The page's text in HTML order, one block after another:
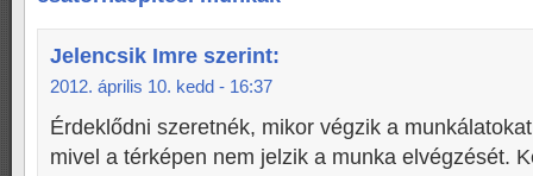
Jelencsik Imre szerint:
2012. április 10. kedd - 16:37
Érdeklődni szeretnék, mikor végzik a
mivel a térképen nem jelzik a munka elvégzését.